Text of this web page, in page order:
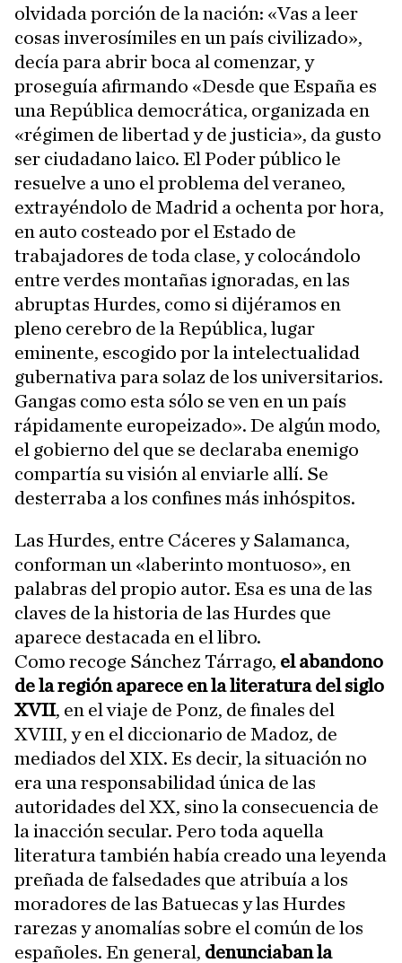
olvidada porción de la nación: «Vas a leer
cosas inverosímiles en un país civilizado»,
decía para abrir boca al comenzar, y
proseguía afirmando «Desde que España es
una República democrática, organizada en
«régimen de libertad y de justicia», da gusto
ser ciudadano laico. El Poder público le
resuelve a uno el problema del veraneo,
extrayéndolo de Madrid a ochenta por hora,
en auto costeado por el Estado de
trabajadores de toda clase, y colocándolo
entre verdes montañas ignoradas, en las
abruptas Hurdes, como si dijéramos en
pleno cerebro de la República, lugar
eminente, escogido por la intelectualidad
gubernativa para solaz de los universitarios.
Gangas como esta sólo se ven en un país
rápidamente europeizado». De algún modo,
el gobierno del que se declaraba enemigo
compartía su visión al enviarle allí. Se
desterraba a los confines más inhóspitos.
Las Hurdes, entre Cáceres y Salamanca,
conforman un «laberinto montuoso», en
palabras del propio autor. Esa es una de las
claves de la historia de las Hurdes que
aparece destacada en el libro.
Como recoge Sánchez Tárrago, el abandono
de la región aparece en la literatura del siglo
XVII, en el viaje de Ponz, de finales del
XVIII, y en el diccionario de Madoz, de
mediados del XIX. Es decir, la situación no
era una responsabilidad única de las
autoridades del XX, sino la consecuencia de
la inacción secular. Pero toda aquella
literatura también había creado una leyenda
preñada de falsedades que atribuía a los
moradores de las Batuecas y las Hurdes
rarezas y anomalías sobre el común de los
españoles. En general, denunciaban la